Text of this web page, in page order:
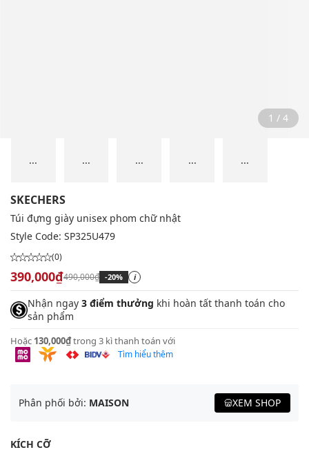
2 / 4
... ... ... ... ...
SKECHERS
Túi đựng giày unisex phom chữ nhật
Style Code: SP325U479
(0)
390,000₫490,000₫ -20% i
Nhận ngay 3 điểm thưởng khi hoàn tất thanh toán cho
sản phẩm
Hoặc 130,000₫trong 3 kì thanh toán với
Tìm hiểu thêm
Phân phối bởi: MAISON XEM SHOP
KÍCH CỠ